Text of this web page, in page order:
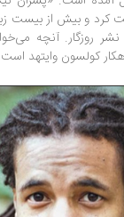
کرد و بیش از بیست
روزگار. آنچه
کولسون وایتهد